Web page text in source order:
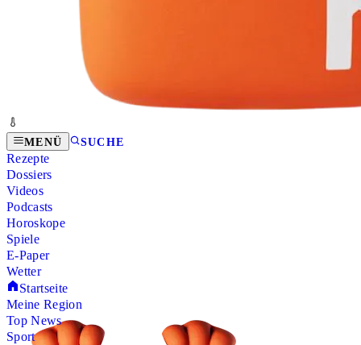
MENÜ SUCHE
Rezepte
Dossiers
Videos
Podcasts
Horoskope
Spiele
E-Paper
Wetter
Startseite
Meine Region
Top News
Sport